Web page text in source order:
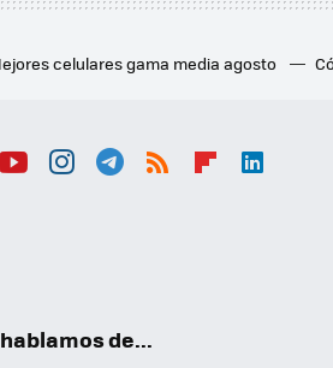
celulares gama media agosto
de...